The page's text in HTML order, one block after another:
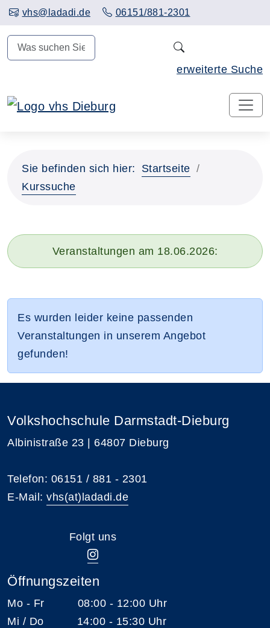
vhs@ladadi.de 06151/881-2301
erweiterte Suche
Hauptinhalt anspringen
Sie befinden sich hier:
Startseite
Kurssuche
Veranstaltungen am 18.06.2026:
Es wurden leider keine passenden
Veranstaltungen in unserem Angebot
gefunden!
Volkshochschule Darmstadt-Dieburg
Albinistraße 23 | 64807 Dieburg
Telefon: 06151 / 881 - 2301
E-Mail: vhs(at)ladadi.de
Folgt uns
Öffnungszeiten
Mo - Fr 08:00 - 12:00 Uhr
Mi / Do 14:00 - 15:30 Uhr